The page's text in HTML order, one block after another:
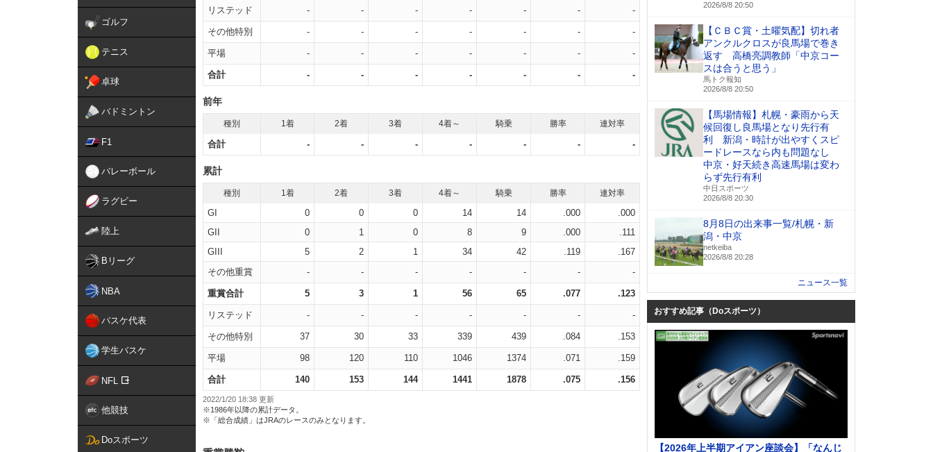
ゴルフ
テニス
卓球
バドミントン
F1
バレーボール
ラグビー
陸上
Bリーグ
NBA
バスケ代表
学生バスケ
NFL
他競技
Doスポーツ
リステッド - - - - - - -
その他特別 - - - - - - -
平場 - - - - - - -
合計 - - - - - - -
前年
種別 1着 2着 3着 4着～ 騎乗 勝率 連対率
合計 - - - - - - -
累計
種別 1着 2着 3着 4着～ 騎乗 勝率 連対率
GI 0 0 0 14 14 .000
.000
GII
0 1 0 8 9 .000
.111
GIII
5 2 1 34 42 .119
.167
その他重賞
- - - - - - -
重賞合計 5 3 1 56 65 .077 .123
リステッド - - - - - - -
その他特別 37 30 33 339 439 .084 .153
平場 98 120 110 1046 1374 .071 .159
合計 140 153 144 1441 1878 .075 .156
2022/1/20 18:38 更新
※1986年以降の累計データ。
※「総合成績」はJRAのレースのみとなります。
2026/8/8 20:50
【ＣＢＣ賞・土曜気配】切れ者
アンクルクロスが良馬場で巻き
返す 高橋亮調教師「中京コー
スは合うと思う」
馬トク報知
2026/8/8 20:50
【馬場情報】札幌・豪雨から天
候回復し良馬場となり先行有
利 新潟・時計が出やすくスピ
ードレースなら内も問題なし
中京・好天続き高速馬場は変わ
らず先行有利
中日スポーツ
2026/8/8 20:30
8月8日の出来事一覧/札幌・新
潟・中京
netkeiba
2026/8/8 20:28
ニュース一覧
おすすめ記事（Doスポーツ）
【2026年上半期アイアン座談会】「なんじ